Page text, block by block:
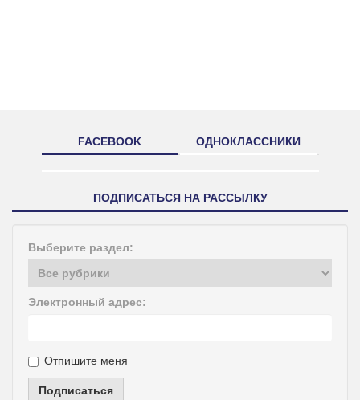
FACEBOOK ОДНОКЛАССНИКИ
ПОДПИСАТЬСЯ НА РАССЫЛКУ
Выберите раздел:
Электронный адрес:
Отпишите меня
Подписаться